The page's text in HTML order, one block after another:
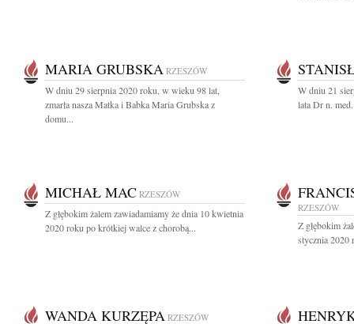
MARIA GRUBSKA RZESZÓW
W dniu 29 sierpnia 2020 roku, w wieku 98 lat,
zmarła nasza Matka i Babka Maria Grubska z
domu...
W dniu 21
lata Dr n.
MICHAŁ MAC RZESZÓW
Z głębokim żalem zawiadamiamy że dnia 10 kwietnia
2020 roku po krótkiej walce z chorobą...
RZESZÓW
Z głębokim
stycznia 2020
WANDA KURZĘPA RZESZÓW